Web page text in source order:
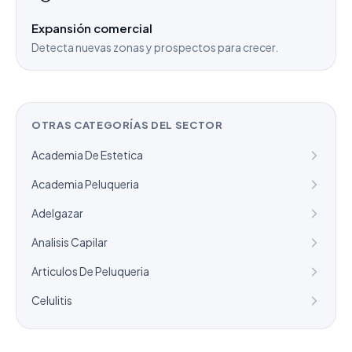
Expansión comercial
Detecta nuevas zonas y prospectos para crecer.
OTRAS CATEGORÍAS DEL SECTOR
Academia De Estetica
Academia Peluqueria
Adelgazar
Analisis Capilar
Articulos De Peluqueria
Celulitis